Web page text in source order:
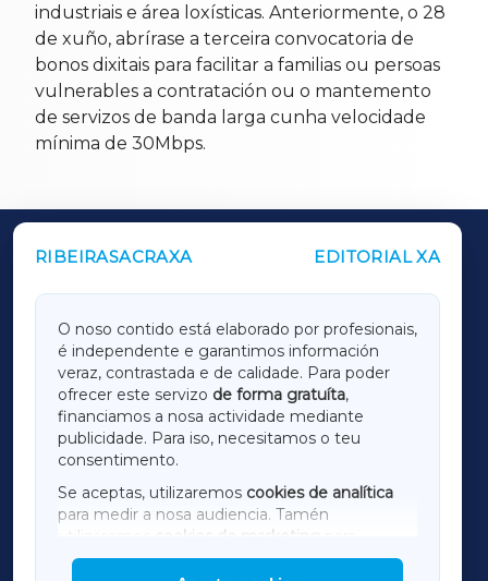
industriais e área loxísticas. Anteriormente, o 28
de xuño, abrírase a terceira convocatoria de
bonos dixitais para facilitar a familias ou persoas
vulnerables a contratación ou o mantemento
de servizos de banda larga cunha velocidade
mínima de 30Mbps.
RIBEIRASACRAXA EDITORIAL XA
O noso contido está elaborado por profesionais,
é independente e garantimos información
veraz, contrastada e de calidade. Para poder
ofrecer este servizo de forma gratuíta,
financiamos a nosa actividade mediante
publicidade. Para iso, necesitamos o teu
consentimento.
Se aceptas, utilizaremos cookies de analítica
para medir a nosa audiencia. Tamén
utilizaremos
cookies de marketing
mostrar publicidade de terceiros.
OUTROS PERIÓDICOS
LUGOXA
TERRACHAXA
AMARIÑAXA